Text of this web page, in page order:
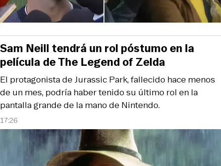
17:26
El protagonista de Jurassic Park, fallecido hace menos
de un mes, podría haber tenido su último rol en la
pantalla grande de la mano de Nintendo.
Sam Neill tendrá un rol póstumo en la
película de The Legend of Zelda